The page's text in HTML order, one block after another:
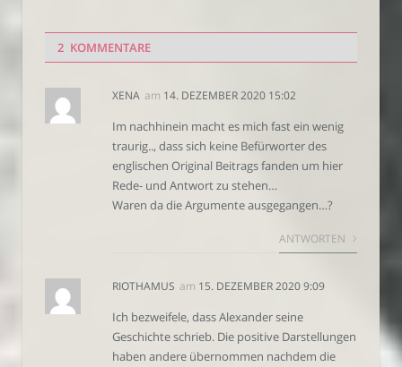
2 KOMMENTARE
XENA am 14. DEZEMBER 2020 15:02
Im nachhinein macht es mich fast ein wenig
traurig.., dass sich keine Befürworter des
englischen Original Beitrags fanden um hier
Rede- und Antwort zu stehen…
Waren da die Argumente ausgegangen…?
ANTWORTEN
RIOTHAMUS am 15. DEZEMBER 2020 9:09
Ich bezweifele, dass Alexander seine
Geschichte schrieb. Die positive Darstellungen
haben andere übernommen nachdem die